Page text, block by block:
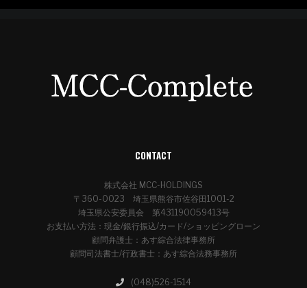
CONTACT
株式会社 MCC-HOLDINGS
〒360-0023 埼玉県熊谷市佐谷田1001-2
埼玉県公安委員会 第431190059413号
お支払い方法：現金/銀行振込/カード/ショッピングローン
顧問弁護士：あす綜合法律事務所
顧問司法書士/行政書士：あす綜合法務事務所
(048)526-1514